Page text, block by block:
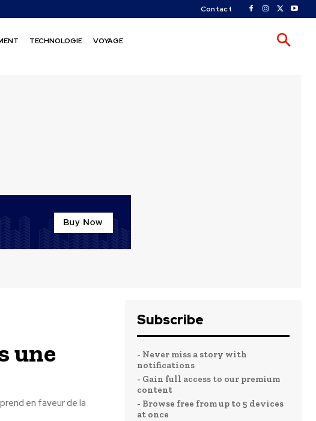
Contact
TECHNOLOGIE VOYAGE
une
en faveur de la
Subscribe
- Never miss a story with
notifications
- Gain full access to our premium
content
- Browse free from up to 5 devices
at once